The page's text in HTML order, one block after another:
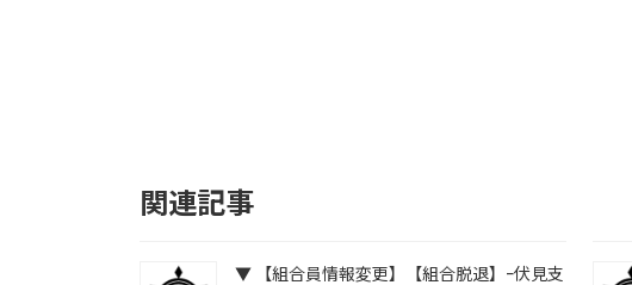
関連記事
▼ 【組合員情報変更】【組合脱退】ｰ伏見支